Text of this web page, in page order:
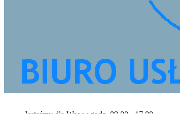
Jesteśmy dla Was w godz. 09.00 - 17.00